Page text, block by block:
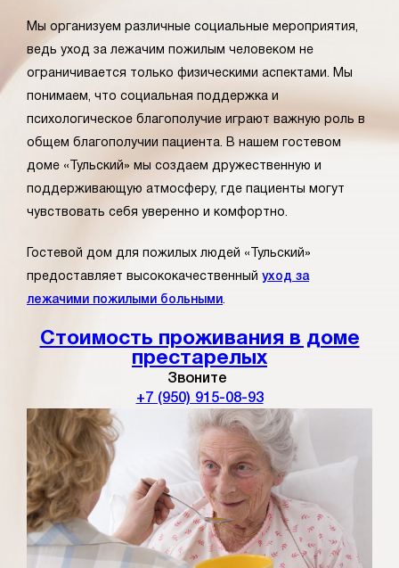
Мы организуем различные социальные мероприятия,
ведь уход за лежачим пожилым человеком не
ограничивается только физическими аспектами. Мы
понимаем, что социальная поддержка и
психологическое благополучие играют важную роль в
общем благополучии пациента. В нашем гостевом
доме «Тульский» мы создаем дружественную и
поддерживающую атмосферу, где пациенты могут
чувствовать себя уверенно и комфортно.
Гостевой дом для пожилых людей «Тульский»
предоставляет высококачественный уход за
лежачими пожилыми больными.
Стоимость проживания в доме
престарелых
Звоните
+7 (950) 915-08-93